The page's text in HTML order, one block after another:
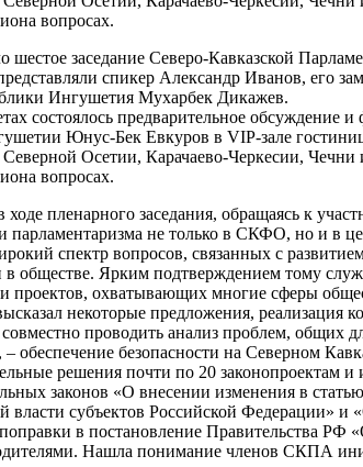
вопросах.
заседание Северо-Кавказской
спикер Александр Иванов, его
Ингушетия Мухарбек Дикажев.
состоялось предварительное
Юнус-Бек Евкуров в VIP-зале
Осетии, Карачаево-Черкесии,
вопросах.
пленарного заседания, обращаясь к
парламентаризма не только в СКФО, но и в
спектр вопросов, связанных с
обществе. Ярким подтверждением тому
проектов, охватывающих многие сферы
некоторые предложения, реализация
проводить анализ проблем, общих
обеспечение безопасности на Северном
решения почти по 20
законов «О внесении изменения в
власти субъектов Российской
в постановление Правительства РФ
Нашла понимание членов СКПА